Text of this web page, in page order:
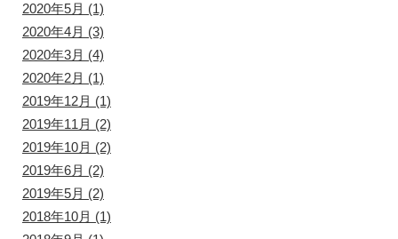
2020年5月 (1)
2020年4月 (3)
2020年3月 (4)
2020年2月 (1)
2019年12月 (1)
2019年11月 (2)
2019年10月 (2)
2019年6月 (2)
2019年5月 (2)
2018年10月 (1)